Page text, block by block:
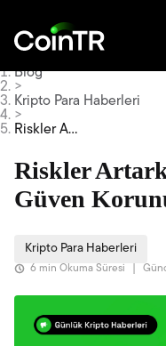
Blog
>
Kripto Para Haberleri
>
Riskler Art
n Vadeli G
üven Koru
Riskler
Güven
Kripto Para Haberleri
6 min Okuma Süresi